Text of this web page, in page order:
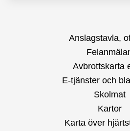
Anslagstavla,
Avbrottskarta
E-tjänster och
Skolmat
Kartor
Karta över